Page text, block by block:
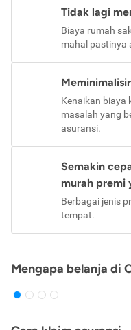
Tidak lagi
Biaya rumah
mahal pastinya
Kenaikan biaya
masalah yang
asuransi.
Semakin
murah premi
Berbagai jenis
tempat.
Mengapa belanja di